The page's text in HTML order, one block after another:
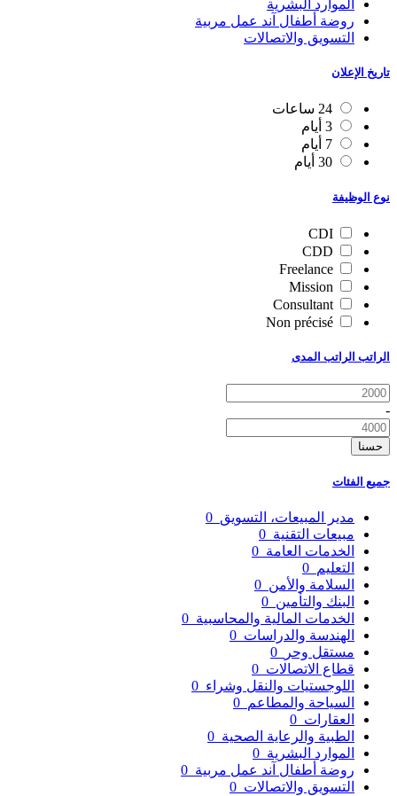
الموارد البشرية
روضة أطفال آند عمل مربية
التسويق والاتصالات
تاريخ الإعلان
24 ساعات
3 أيام
7 أيام
30 أيام
نوع الوظيفة
CDI
CDD
Freelance
Mission
Consultant
Non précisé
الراتب الراتب المدى
-
حسنا
جميع الفئات
مدير المبيعات، التسويق
مبيعات التقنية
الخدمات العامة
التعليم
السلامة والأمن
البنك والتأمين
الخدمات المالية والمحاسبية
الهندسة والدراسات
مستقل وحر
قطاع الاتصالات
اللوجستيات والنقل وشراء
السياحة والمطاعم
العقارات
الطبية والرعاية الصحية
الموارد البشرية
روضة أطفال آند عمل مربية
التسويق والاتصالات